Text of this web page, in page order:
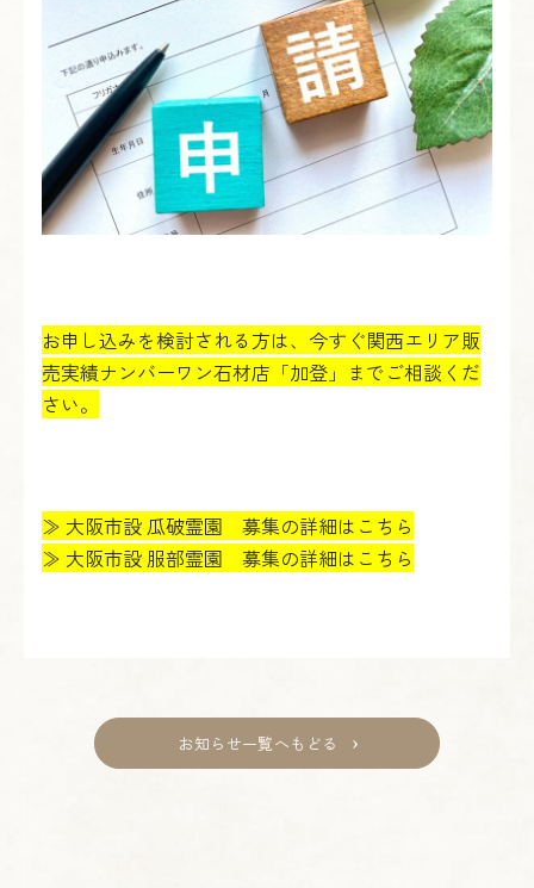
お申し込みを検討される方は、今すぐ関西エリア販
売実績ナンバーワン石材店「加登」までご相談くだ
さい。
≫ 大阪市設 瓜破霊園 募集の詳細はこちら
≫ 大阪市設 服部霊園 募集の詳細はこちら
お知らせ一覧へもどる